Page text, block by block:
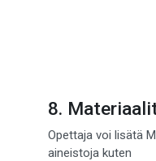
8.
Opettaja voi lisätä
aineistoja kuten